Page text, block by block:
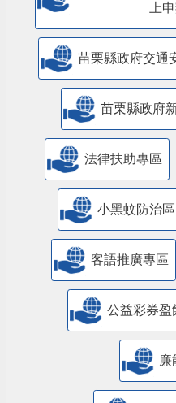
上
苗栗縣政府交通
苗栗縣政府
法律扶助專區
小黑蚊防治區
客語推廣專區
公益彩券盈
廉